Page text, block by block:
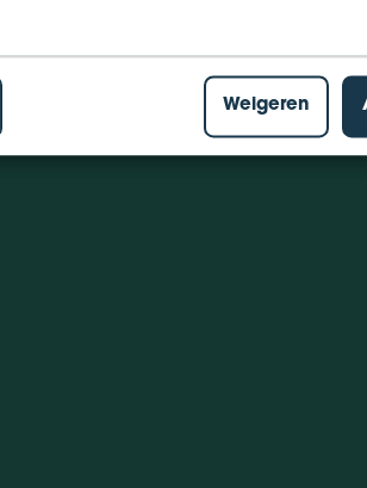
Weigeren